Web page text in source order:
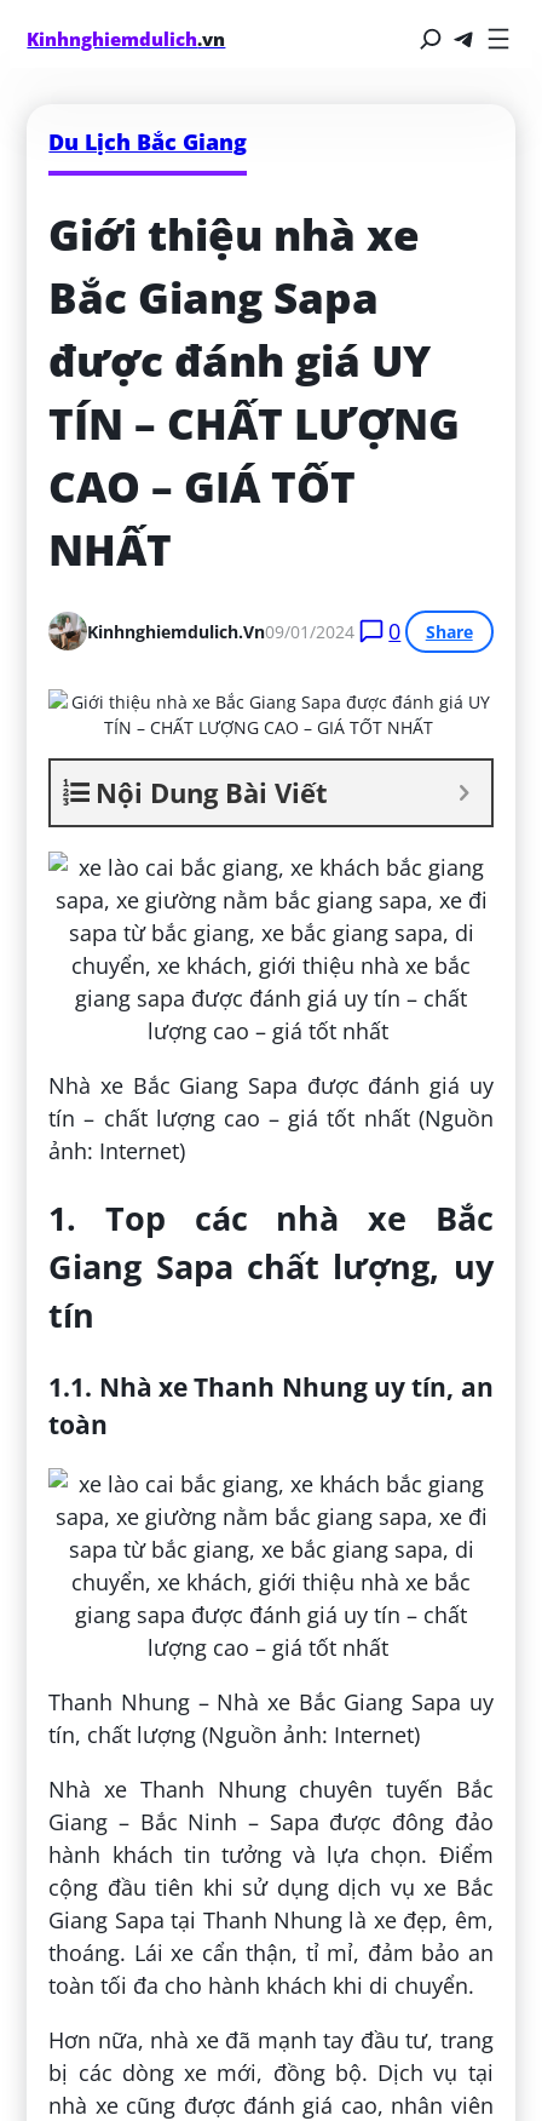
Kinhnghiemdulich.vn
Du Lịch Bắc Giang
Giới thiệu nhà xe
Bắc Giang Sapa
được đánh giá UY
TÍN – CHẤT LƯỢNG
CAO – GIÁ TỐT
NHẤT
Kinhnghiemdulich.vn09/01/2024 0 Share
Nội Dung Bài Viết
Nhà xe Bắc Giang Sapa được đánh giá uy
tín – chất lượng cao – giá tốt nhất (Nguồn
ảnh: Internet)
1. Top các nhà xe Bắc
Giang Sapa chất lượng, uy
tín
1.1. Nhà xe Thanh Nhung uy tín, an
toàn
Thanh Nhung – Nhà xe Bắc Giang Sapa uy
tín, chất lượng (Nguồn ảnh: Internet)
Nhà xe Thanh Nhung chuyên tuyến Bắc
Giang – Bắc Ninh – Sapa được đông đảo
hành khách tin tưởng và lựa chọn. Điểm
cộng đầu tiên khi sử dụng dịch vụ xe Bắc
Giang Sapa tại Thanh Nhung là xe đẹp, êm,
thoáng. Lái xe cẩn thận, tỉ mỉ, đảm bảo an
toàn tối đa cho hành khách khi di chuyển.
Hơn nữa, nhà xe đã mạnh tay đầu tư, trang
bị các dòng xe mới, đồng bộ. Dịch vụ tại
nhà xe cũng được đánh giá cao, nhân viên